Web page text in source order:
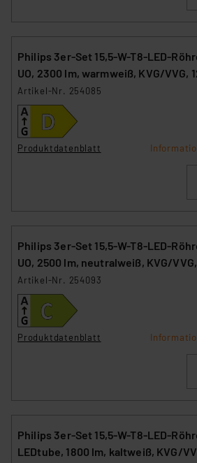
Philips 3er-Set 15,5-W-T8-LED-
UO, 2300 lm, warmweiß, KVG/VVG,
Artikel-Nr. 254085
Produktdatenblatt
Philips 3er-Set 15,5-W-T8-LED-
UO, 2500 lm, neutralweiß, KVG/
Artikel-Nr. 254093
Produktdatenblatt
Philips 3er-Set 15,5-W-T8-LED-
LEDtube, 1800 lm, kaltweiß, KVG/